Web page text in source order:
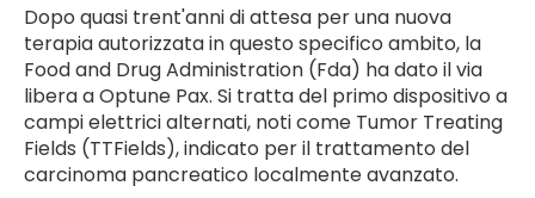
Dopo quasi trent'anni di attesa per una nuova
terapia autorizzata in questo specifico ambito, la
Food and Drug Administration (Fda) ha dato il via
libera a Optune Pax. Si tratta del primo dispositivo a
campi elettrici alternati, noti come Tumor Treating
Fields (TTFields), indicato per il trattamento del
carcinoma pancreatico localmente avanzato.